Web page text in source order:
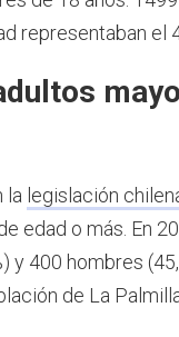
representaban el
la legislación
edad o más. En
y 400 hombres
de La